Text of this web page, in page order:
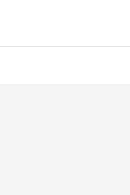
external)